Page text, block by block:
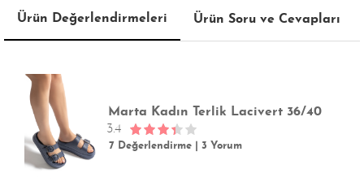
Ürün Değerlendirmeleri Ürün Soru ve Cevapları
Marta Kadın Terlik Lacivert 36/40
3.4
7 Değerlendirme |3 Yorum